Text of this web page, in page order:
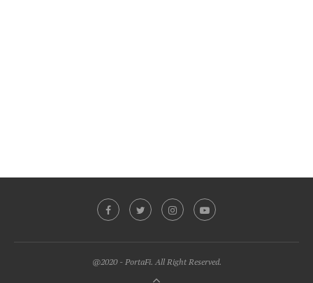
@2020 - PortaFi. All Right Reserved.